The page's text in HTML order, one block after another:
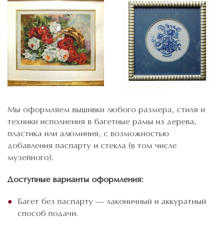
Мы оформляем вышивки любого размера, стиля и
техники исполнения в багетные рамы из дерева,
пластика или алюминия, с возможностью
добавления паспарту и стекла (в том числе
музейного).
Доступные варианты оформления:
Багет без паспарту — лаконичный и аккуратный
способ подачи.